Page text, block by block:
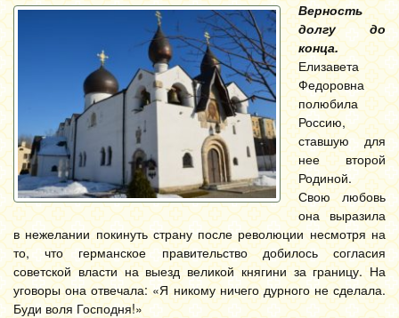
Верность
долгу до
конца.
Елизавета
Федоровна
полюбила
Россию,
ставшую для
нее второй
Родиной.
Свою любовь
она выразила
в нежелании покинуть страну после революции несмотря на
то, что германское правительство добилось согласия
советской власти на выезд великой княгини за границу. На
уговоры она отвечала: «Я никому ничего дурного не сделала.
Буди воля Господня!»